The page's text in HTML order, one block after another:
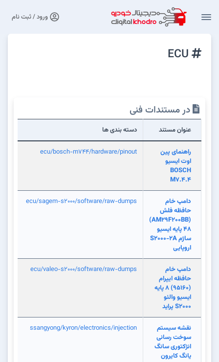
ورود / ثبت نام
در مستندات فنی
عنوان مستند دسته بندی ها
راهنمای پین
اوت ایسیو
BOSCH
M7.4.4
ecu/bosch-m744/hardware/pinout
دامپ خام
حافظه فلش
(AM29F200BB)
48 پایه ایسیو
ساژم S2000-2A
اروپایی
ecu/sagem-s2000/software/raw-dumps
دامپ خام
حافظه ایپرام
(95160) 8 پایه
ایسیو والئو
S2000 پراید
ecu/valeo-s2000/software/raw-dumps
نقشه سیستم
سوخت رسانی
انژکتوری سانگ
یانگ کایرون
ssangyong/kyron/electronics/injection